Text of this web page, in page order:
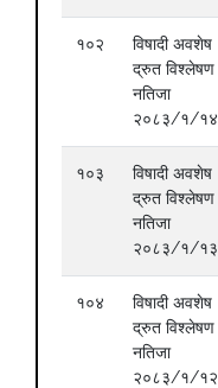
१०२
विषादी अवशेष
द्रुत विश्लेषण
नतिजा
२०८३/१/१४
१०३
विषादी अवशेष
द्रुत विश्लेषण
नतिजा
२०८३/१/१३
१०४
विषादी अवशेष
द्रुत विश्लेषण
नतिजा
२०८३/१/१२